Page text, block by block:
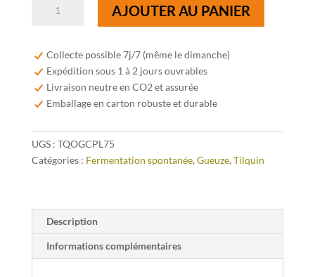
Oude
Gueuze
Tilquin
Cuvée
Paul
75cl
AJOUTER AU PANIER
Collecte possible 7j/7 (même le dimanche)
Expédition sous 1 à 2 jours ouvrables
Livraison neutre en CO2 et assurée
Emballage en carton robuste et durable
UGS : TQOGCPL75
Catégories : Fermentation spontanée, Gueuze, Tilquin
Description
Informations complémentaires